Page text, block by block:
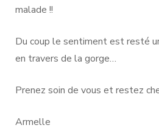
malade !!
Du coup le sentiment est resté
en travers de la gorge…
Prenez soin de vous et restez
Armelle